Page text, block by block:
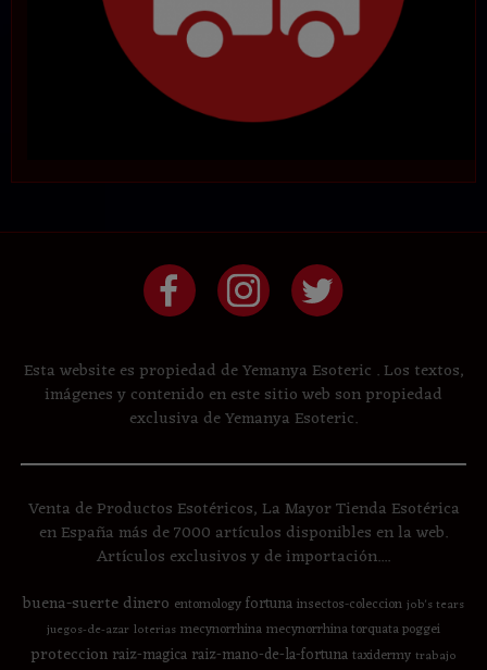
Esta website es propiedad de Yemanya Esoteric . Los textos,
imágenes y contenido en este sitio web son propiedad
exclusiva de Yemanya Esoteric.
Venta de Productos Esotéricos, La Mayor Tienda Esotérica
en España más de 7000 artículos disponibles en la web.
Artículos exclusivos y de importación....
buena-suertedinero entomologyfortunainsectos-coleccion job's tears
juegos-de-azar loterias mecynorrhinamecynorrhina torquata poggei
proteccion raiz-magica raiz-mano-de-la-fortunataxidermy trabajo